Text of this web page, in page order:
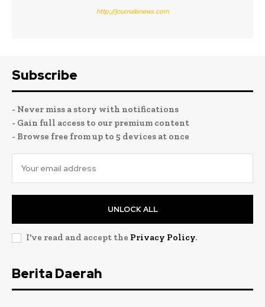
http://journalisnews.com
Subscribe
- Never miss a story with notifications
- Gain full access to our premium content
- Browse free from up to 5 devices at once
UNLOCK ALL
I've read and accept the Privacy Policy.
Berita Daerah